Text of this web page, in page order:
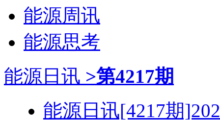
能源周讯
能源思考
能源日讯 >第4217期
能源日讯[4217期